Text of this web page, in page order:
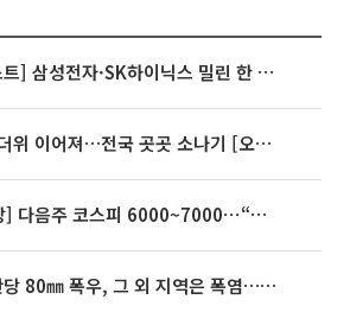
[베스트&워스트] 삼성전자·SK하이닉스 밀린 한 주…상상인증권은 85% 급등
35도 안팎 무더위 이어져…전국 곳곳 소나기 [오늘 날씨]
[주간증시전망] 다음주 코스피 6000~7000⋯“外人 수급은 정책이 변수”
동해안은 시간당 80㎜ 폭우, 그 외 지역은 폭염…‘극과 극 날씨’